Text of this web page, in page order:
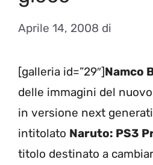
Aprile 14, 2008 di
[galleria id=”29″]Namco
delle immagini del
in versione next
intitolato Naruto: PS3
titolo destinato a